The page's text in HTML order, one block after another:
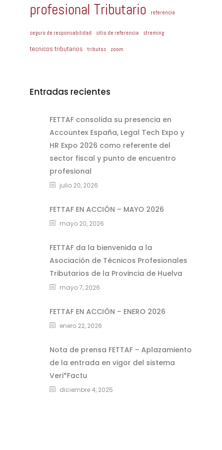
profesional Tributario referencia
seguro de responsabilidad sitio de referencia streming
tecnicos tributarios tributos zoom
Entradas recientes
FETTAF consolida su presencia en
Accountex España, Legal Tech Expo y
HR Expo 2026 como referente del
sector fiscal y punto de encuentro
profesional
julio 20, 2026
FETTAF EN ACCIÓN – MAYO 2026
mayo 20, 2026
FETTAF da la bienvenida a la
Asociación de Técnicos Profesionales
Tributarios de la Provincia de Huelva
mayo 7, 2026
FETTAF EN ACCIÓN – ENERO 2026
enero 22, 2026
Nota de prensa FETTAF – Aplazamiento
de la entrada en vigor del sistema
Veri*Factu
diciembre 4, 2025